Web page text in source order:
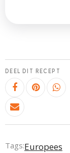
DEEL DIT RECEPT
Tags:Europees